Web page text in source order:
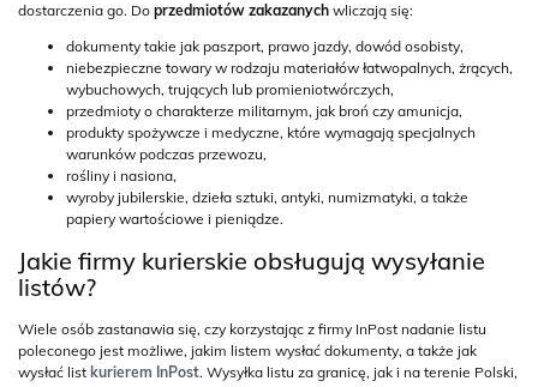
dostarczenia go. Do przedmiotów zakazanych wliczają się:
dokumenty takie jak paszport, prawo jazdy, dowód osobisty,
niebezpieczne towary w rodzaju materiałów łatwopalnych, żrących,
wybuchowych, trujących lub promieniotwórczych,
przedmioty o charakterze militarnym, jak broń czy amunicja,
produkty spożywcze i medyczne, które wymagają specjalnych
warunków podczas przewozu,
rośliny i nasiona,
wyroby jubilerskie, dzieła sztuki, antyki, numizmatyki, a także
papiery wartościowe i pieniądze.
Jakie firmy kurierskie obsługują wysyłanie
listów?
Wiele osób zastanawia się, czy korzystając z firmy InPost nadanie listu
poleconego jest możliwe, jakim listem wysłać dokumenty, a także jak
wysłać list kurierem InPost. Wysyłka listu za granicę, jak i na terenie Polski,